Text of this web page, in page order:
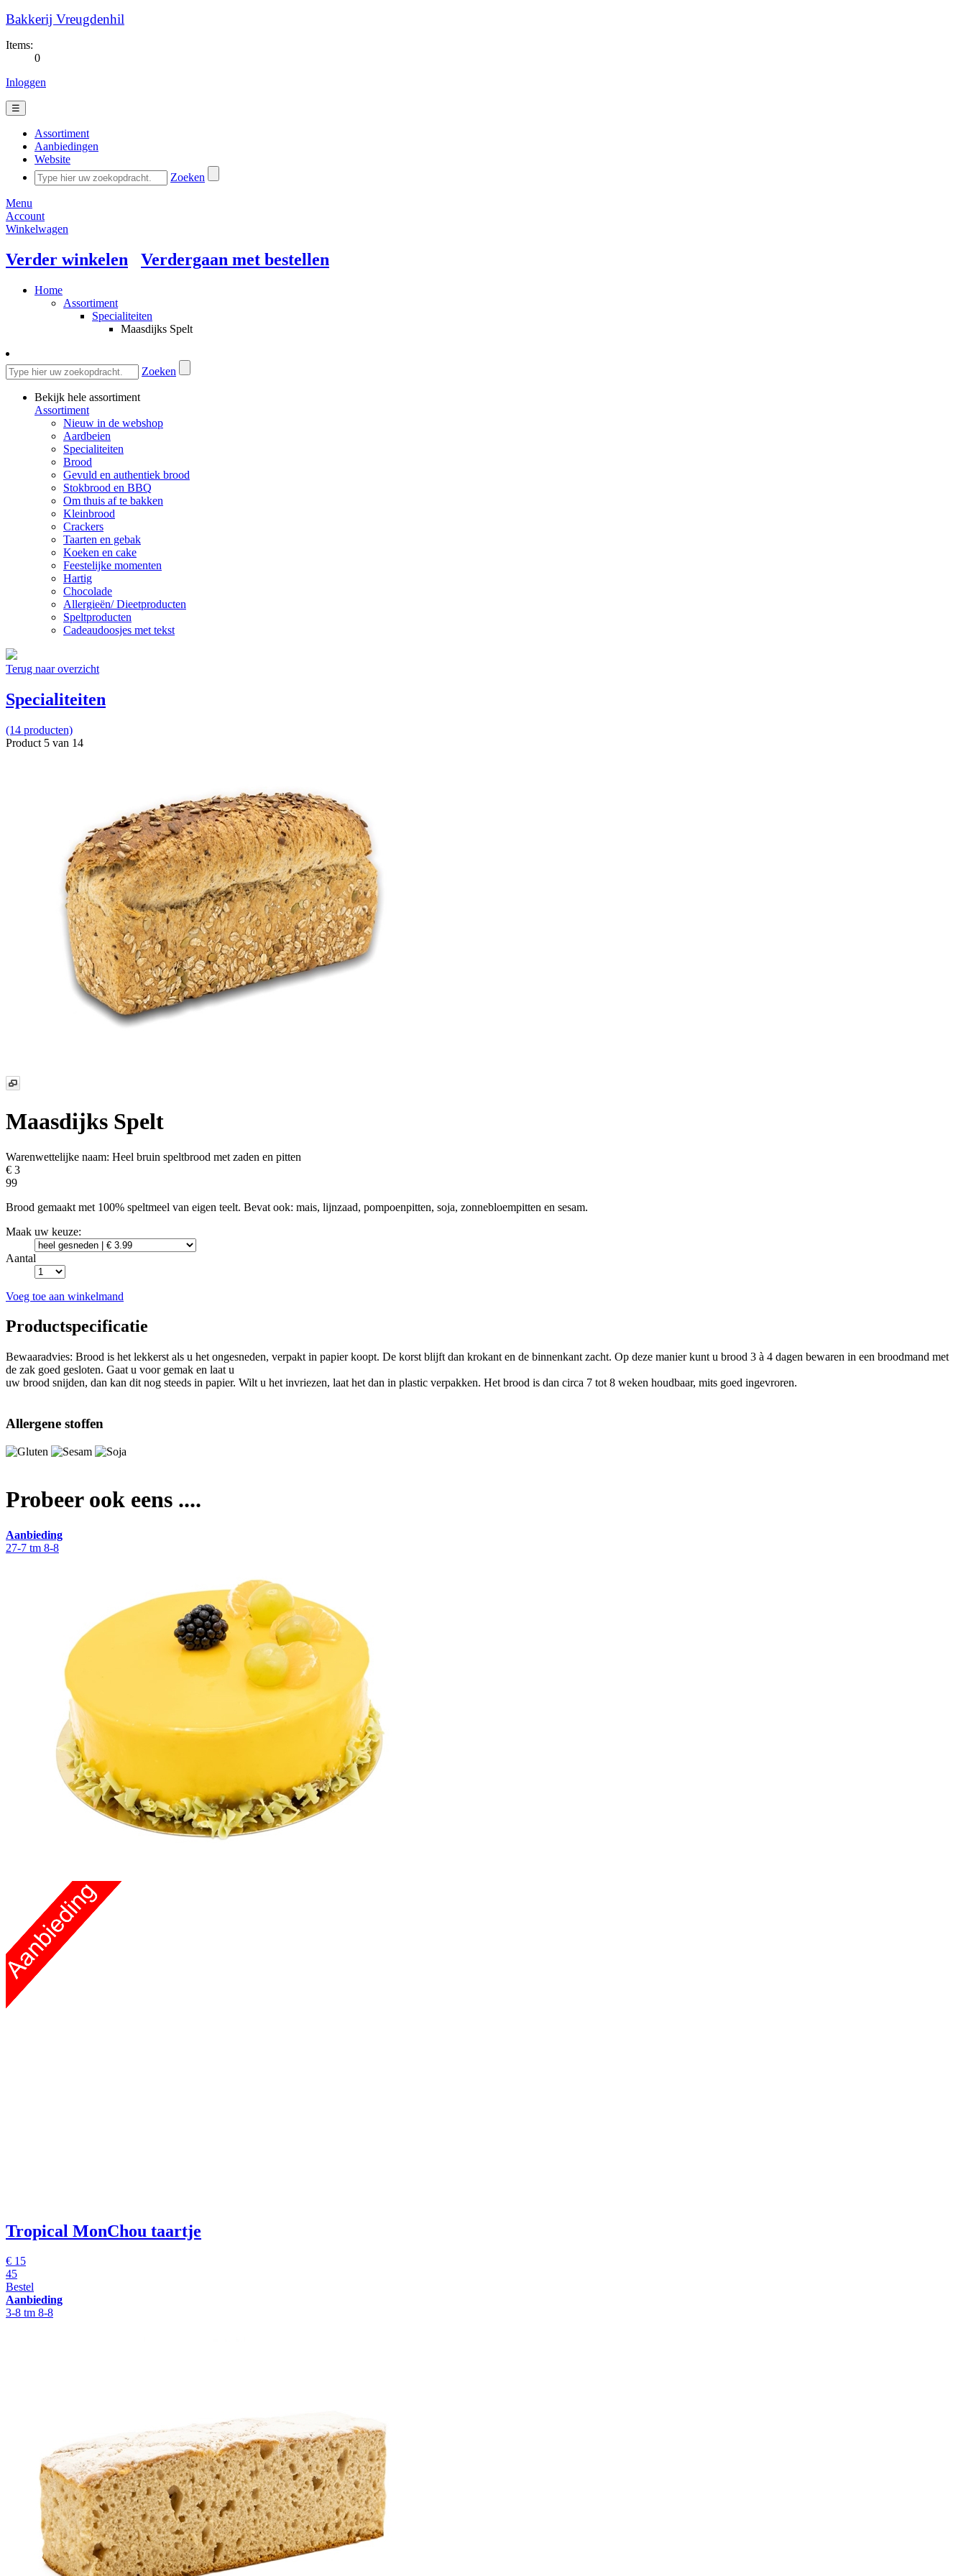
Bakkerij Vreugdenhil
Items:
0
Inloggen
☰
Assortiment
Aanbiedingen
Website
Zoeken
Menu
Account
Winkelwagen
Verder winkelen Verdergaan met bestellen
Home
Assortiment
Specialiteiten
Maasdijks Spelt
Zoeken
Bekijk hele assortiment
Assortiment
Nieuw in de webshop
Aardbeien
Specialiteiten
Brood
Gevuld en authentiek brood
Stokbrood en BBQ
Om thuis af te bakken
Kleinbrood
Crackers
Taarten en gebak
Koeken en cake
Feestelijke momenten
Hartig
Chocolade
Allergieën/ Dieetproducten
Speltproducten
Cadeaudoosjes met tekst
Terug naar overzicht
Specialiteiten
(14 producten)
Product 5 van 14
Maasdijks Spelt
Warenwettelijke naam: Heel bruin speltbrood met zaden en pitten
€ 3
99
Brood gemaakt met 100% speltmeel van eigen teelt. Bevat ook: mais, lijnzaad, pompoenpitten, soja, zonnebloempitten en sesam.
Maak uw keuze:
Aantal
Voeg toe aan winkelmand
Productspecificatie
Bewaaradvies: Brood is het lekkerst als u het ongesneden, verpakt in papier koopt. De korst blijft dan krokant en de binnenkant zacht. Op deze manier kunt u brood 3 à 4 dagen bewaren in een broodmand met
de zak goed gesloten. Gaat u voor gemak en laat u
uw brood snijden, dan kan dit nog steeds in papier. Wilt u het invriezen, laat het dan in plastic verpakken. Het brood is dan circa 7 tot 8 weken houdbaar, mits goed ingevroren.
Allergene stoffen
Probeer ook eens ....
Aanbieding
27-7 tm 8-8
Tropical MonChou taartje
€ 15
45
Bestel
Aanbieding
3-8 tm 8-8